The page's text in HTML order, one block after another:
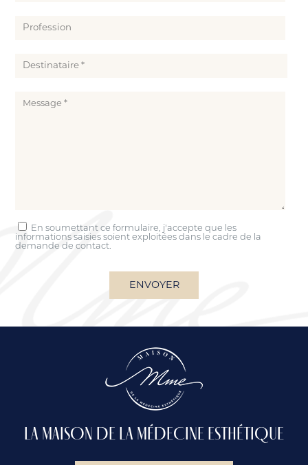
En soumettant ce formulaire, j'accepte que les
informations saisies soient exploitées dans le cadre de la
demande de contact.
LA MAISON DE LA MÉDECINE ESTHÉTIQUE